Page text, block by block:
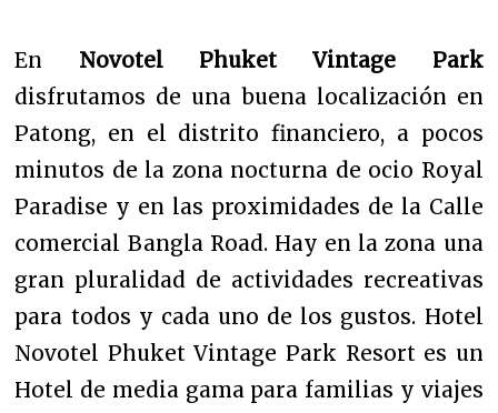
En Novotel Phuket Vintage Park
disfrutamos de una buena localización en
Patong, en el distrito financiero, a pocos
minutos de la zona nocturna de ocio Royal
Paradise y en las proximidades de la Calle
comercial Bangla Road. Hay en la zona una
gran pluralidad de actividades recreativas
para todos y cada uno de los gustos. Hotel
Novotel Phuket Vintage Park Resort es un
Hotel de media gama para familias y viajes